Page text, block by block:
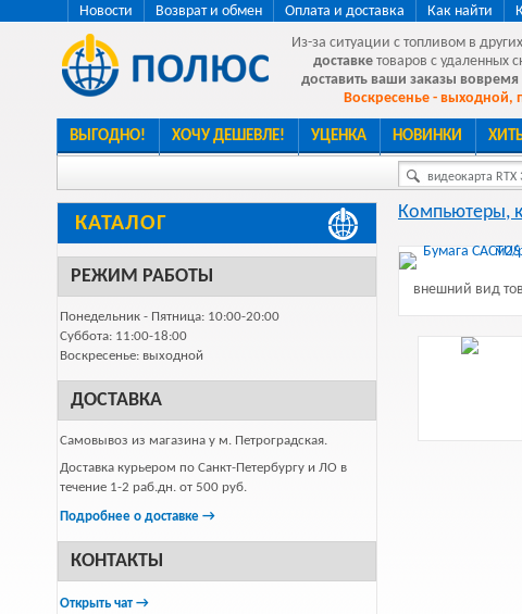
Новости Возврат и обмен Оплата и доставка Как найти
Из-за ситуации с топливом в
доставке товаров с удаленных
доставить ваши заказы вовремя
Воскресенье - выходной,
ВЫГОДНО! ХОЧУ ДЕШЕВЛЕ! УЦЕНКА НОВИНКИ
видеокарта RTX
КАТАЛОГ
РЕЖИМ РАБОТЫ
Понедельник - Пятница: 10:00-20:00
Суббота: 11:00-18:00
Воскресенье: выходной
ДОСТАВКА
Самовывоз из магазина у м. Петроградская.
Доставка курьером по Санкт-Петербургу и ЛО в
течение 1-2 раб.дн. от 500 руб.
Подробнее о доставке →
КОНТАКТЫ
Открыть чат →
Компьютеры,
внешний вид